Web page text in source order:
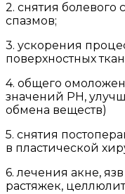
2. снятия
спазмов;
3. ускорения
поверхностных
4. общего
значений РН,
обмена веществ)
5. снятия
в пластической
6. лечения акне,
растяжек,